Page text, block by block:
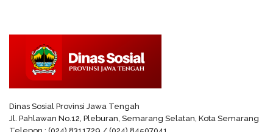
Dinas Sosial Provinsi Jawa Tengah
Jl. Pahlawan No.12, Pleburan, Semarang Selatan, Kota Semarang